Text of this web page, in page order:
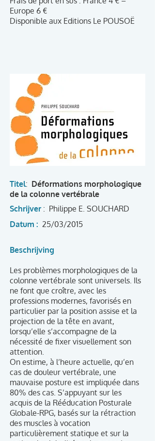
Europe 6 €
Disponible aux Editions Le POUSOË
Titel: Déformations morphologique
de la colonne vertébrale
Schrijver : Philippe E. SOUCHARD
Datum : 25/03/2015
Beschrijving
Les problèmes morphologiques de la
colonne vertébrale sont universels. Ils
ne font que croître, avec les
professions modernes, favorisés en
particulier par la position assise et la
projection de la tête en avant,
lorsqu’elle s’accompagne de la
nécessité de fixer visuellement son
attention.
On estime, à l’heure actuelle, qu’en
cas de douleur vertébrale, une
mauvaise posture est impliquée dans
80% des cas. S’appuyant sur les
acquis de la Rééducation Posturale
Globale-RPG, basés sur la rétraction
des muscles à vocation
particulièrement statique et sur la